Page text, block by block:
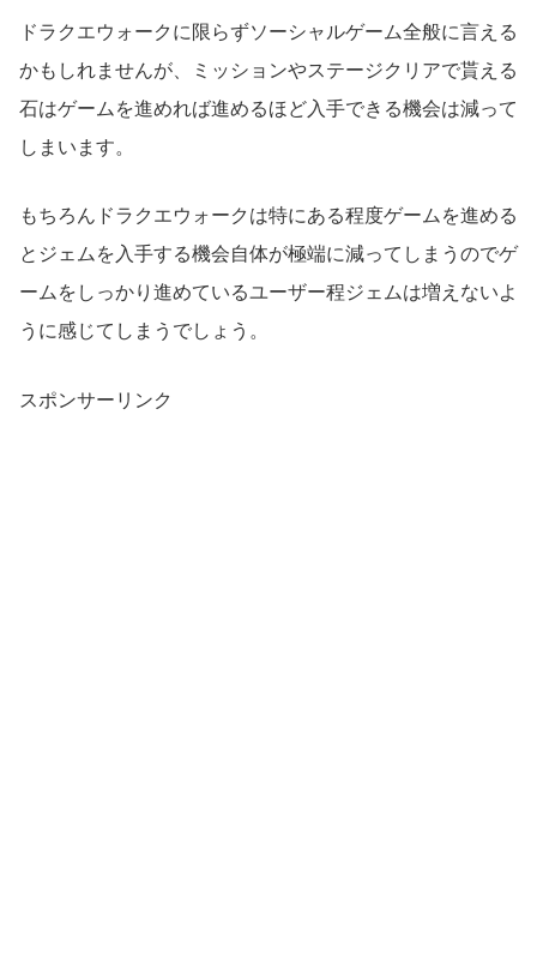
ドラクエウォークに限らずソーシャルゲーム全般に言える
かもしれませんが、ミッションやステージクリアで貰える
石はゲームを進めれば進めるほど入手できる機会は減って
しまいます。
もちろんドラクエウォークは特にある程度ゲームを進める
とジェムを入手する機会自体が極端に減ってしまうのでゲ
ームをしっかり進めているユーザー程ジェムは増えないよ
うに感じてしまうでしょう。
スポンサーリンク